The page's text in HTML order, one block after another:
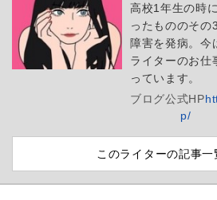
高校1年生の時
ったもののその
障害を発病。今
ライターのお仕
っています。
ブログ公式HP
p/
このライターの記事一